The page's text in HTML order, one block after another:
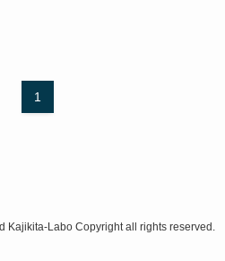
1
Kajikita-Labo Copyright all rights reserved.